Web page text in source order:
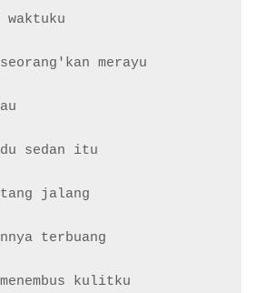
waktuku
merayu
sedan itu
jalang
terbuang
kulitku